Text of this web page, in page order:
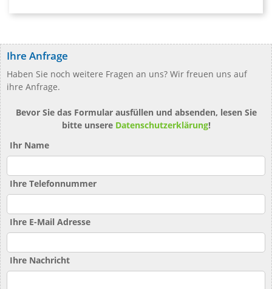
Ihre Anfrage
Haben Sie noch weitere Fragen an uns? Wir freuen uns auf
ihre Anfrage.
Bevor Sie das Formular ausfüllen und absenden, lesen Sie
bitte unsere Datenschutzerklärung!
Ihr Name
Ihre Telefonnummer
Ihre E-Mail Adresse
Ihre Nachricht